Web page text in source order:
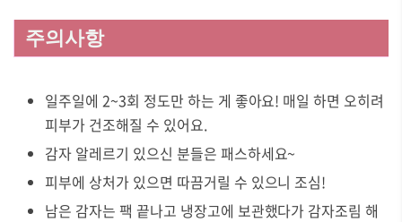
주의사항
일주일에 2~3회 정도만 하는 게 좋아요! 매일 하면 오히려
피부가 건조해질 수 있어요.
감자 알레르기 있으신 분들은 패스하세요~
피부에 상처가 있으면 따끔거릴 수 있으니 조심!
남은 감자는 팩 끝나고 냉장고에 보관했다가 감자조림 해